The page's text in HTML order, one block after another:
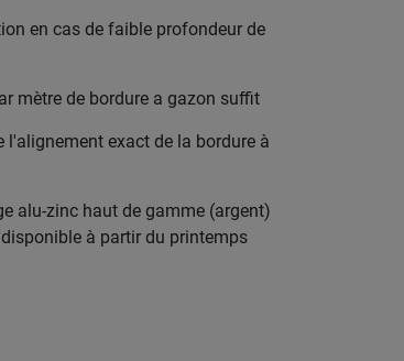
en cas de faible profondeur de
mètre de bordure a gazon suffit
l'alignement exact de la bordure à
alu-zinc haut de gamme (argent)
à partir du printemps